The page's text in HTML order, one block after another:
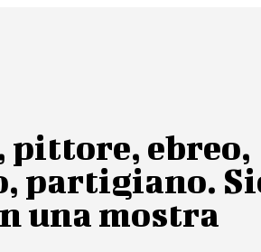
pittore, ebreo,
partigiano.
una mostra